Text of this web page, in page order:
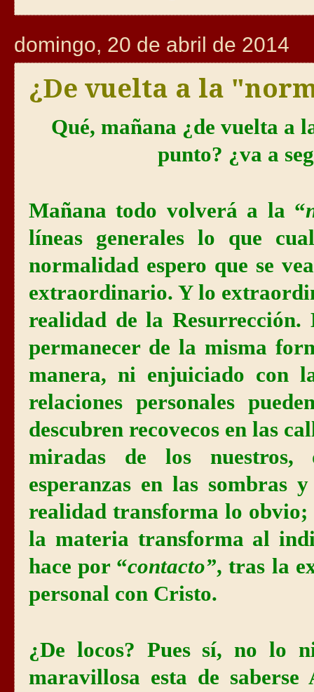
domingo, 20 de abril de 2014
¿De vuelta a la
Qué, mañana ¿de vuelta a
punto? ¿va a
Mañana todo volverá a la “
líneas generales lo que
normalidad espero que se
extraordinario. Y lo
realidad de la Resurrección.
permanecer de la misma
manera, ni enjuiciado con
relaciones personales
descubren recovecos en las
miradas de los nuestros,
esperanzas en las sombras
realidad transforma lo obvio;
la materia transforma al
hace por “contacto”, tras la
personal con Cristo.
¿De locos? Pues sí, no lo
maravillosa esta de